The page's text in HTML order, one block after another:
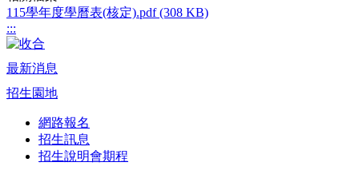
115學年度學曆表(核定).pdf (308 KB)
:::
最新消息
招生園地
網路報名
招生訊息
招生說明會期程